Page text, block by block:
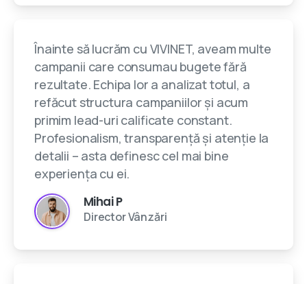
Înainte să lucrăm cu VIVINET, aveam multe
campanii care consumau bugete fără
rezultate. Echipa lor a analizat totul, a
refăcut structura campaniilor și acum
primim lead-uri calificate constant.
Profesionalism, transparență și atenție la
detalii – asta definesc cel mai bine
experiența cu ei.
Mihai P
Director Vânzări